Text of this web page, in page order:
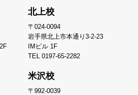
北上校
〒024-0094
岩手県北上市本通り3-2-23
IMビル 1F
TEL 0197-65-2282
米沢校
〒992-0039